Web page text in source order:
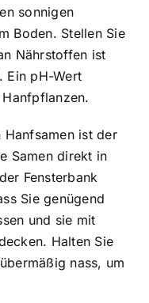
sonnigen
Boden. Stellen Sie
Nährstoffen ist
Ein pH-Wert
Hanfsamen ist der
Samen direkt in
Fensterbank
Sie genügend
und sie mit
Halten Sie
nass, um